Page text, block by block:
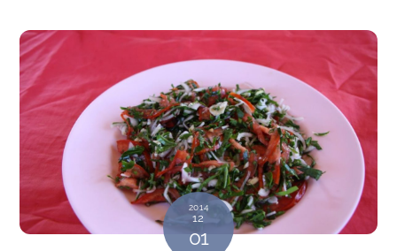
2014
12
01